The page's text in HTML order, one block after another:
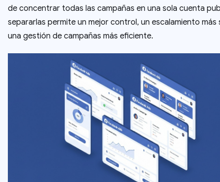
de concentrar todas las campañas en una sola cuenta
separarlas permite un mejor control, un escalamiento más
una gestión de campañas más eficiente.